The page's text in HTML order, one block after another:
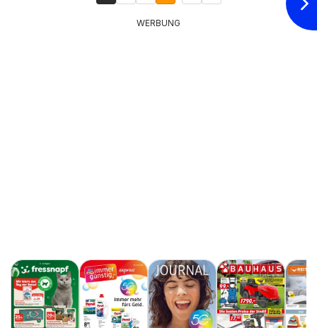
WERBUNG